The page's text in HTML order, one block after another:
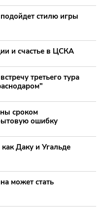
стилю игры
и счастье в ЦСКА
третьего тура
сроком
ошибку
Даку и Угальде
может стать